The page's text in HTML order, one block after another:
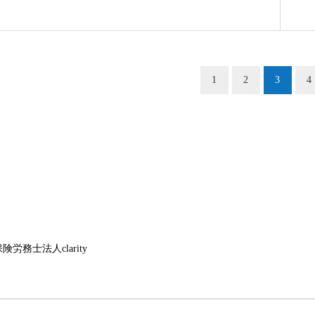
1 2 3 4
険労務士法人clarity